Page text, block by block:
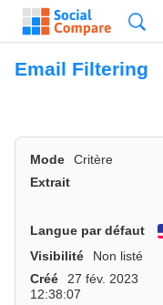
Email Filtering
Mode Critère
Extrait
Langue par défaut
Visibilité
Non listé
Créé
27 fév. 2023
12:38:07